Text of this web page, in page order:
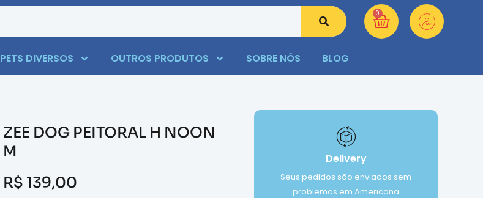
0
PETS DIVERSOS OUTROS PRODUTOS SOBRE NÓS BLOG
ZEE DOG PEITORAL H NOON
M
R$ 139,00
Delivery
Seus pedidos são enviados sem
problemas em Americana